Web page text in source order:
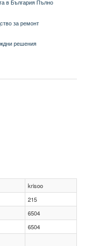
в България Пълно
за ремонт
решения
krisoo
215
6504
6504